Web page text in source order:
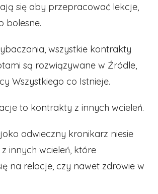
się aby przepracować lekcje,
bolesne.
wszystkie kontrakty
są rozwiązywane w Źródle,
Wszystkiego co Istnieje.
to kontrakty z innych wcieleń.
odwieczny kronikarz niesie
innych wcieleń, które
na relacje, czy nawet zdrowie w